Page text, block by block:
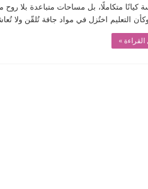
كيانًا متكاملًا، بل مساحات متباعدة بلا
وكأن التعليم اختُزل في مواد جافة تُلقّن ولا
»